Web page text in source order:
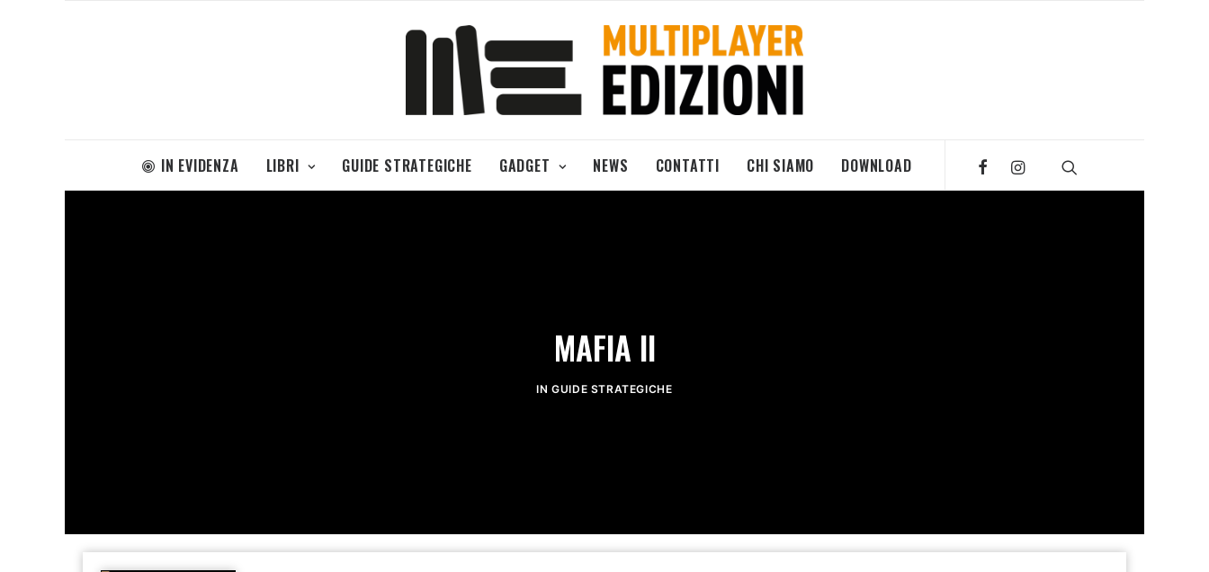
IN EVIDENZA LIBRI GUIDE STRATEGICHE GADGET NEWS CONTATTI CHI SIAMO DOWNLOAD
MAFIA II
INGUIDE STRATEGICHE